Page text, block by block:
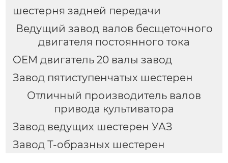
шестерня задней передачи
Ведущий завод валов бесщеточного
двигателя постоянного тока
OEM двигатель 20 валы завод
Завод пятиступенчатых шестерен
Отличный производитель валов
привода культиватора
Завод ведущих шестерен УАЗ
Завод Т-образных шестерен